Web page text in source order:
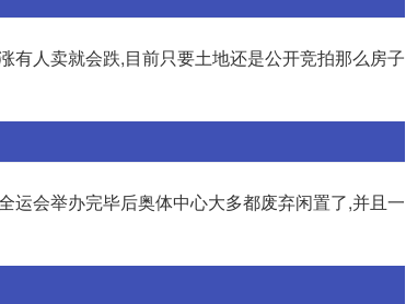
有人卖就会跌,目前只要土地还是公开竞拍那么房子
运会举办完毕后奥体中心大多都废弃闲置了,并且一